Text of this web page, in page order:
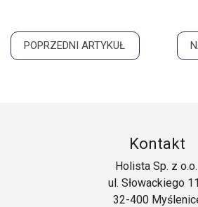
POPRZEDNI ARTYKUŁ
Kontakt
Holista Sp. z o.o.
ul. Słowackiego
32-400